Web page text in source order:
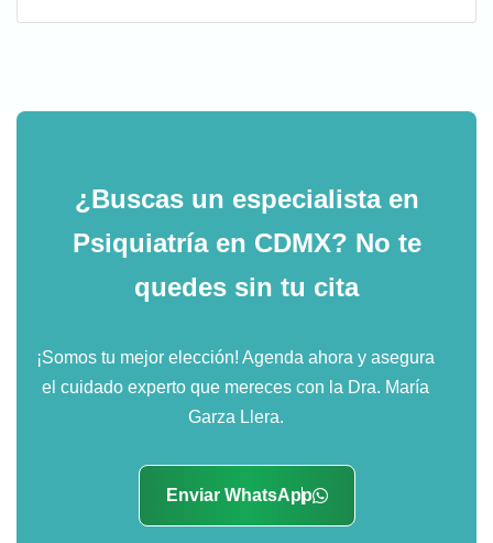
¿Buscas un especialista en
Psiquiatría en CDMX? No te
quedes sin tu cita
¡Somos tu mejor elección! Agenda ahora y asegura
el cuidado experto que mereces con la Dra. María
Garza Llera.
Enviar WhatsApp